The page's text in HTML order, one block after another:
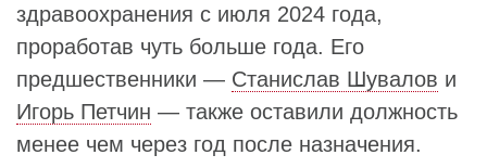
здравоохранения с июля 2024 года,
проработав чуть больше года. Его
предшественники — Станислав Шувалов и
Игорь Петчин — также оставили должность
менее чем через год после назначения.